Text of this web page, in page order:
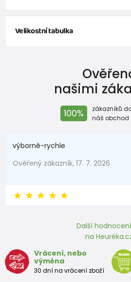
Velikostní tabulka
Věk
0-1 měsíc
74
12-18 měsíců
92 18-24 měsíců
98 2-3 roky
našimi
100%
zákazníků
náš obchod
výborně-rychle
Ověřený zákazník, 17. 7. 2026
Další
na
Vrácení, nebo
výměna
30 dní na vrácení zboží